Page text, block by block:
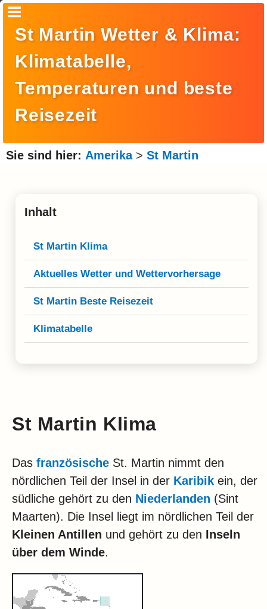
Amerika
Asien
Afrika
Reisemonat
St Martin Wetter & Klima:
Klimatabelle,
Temperaturen und beste
Reisezeit
Sie sind hier: Amerika> St Martin
Inhalt
St Martin Klima
Aktuelles Wetter und Wettervorhersage
St Martin Beste Reisezeit
Klimatabelle
St Martin Klima
Das französische St. Martin nimmt den
nördlichen Teil der Insel in der Karibik ein, der
südliche gehört zu den Niederlanden (Sint
Maarten). Die Insel liegt im nördlichen Teil der
Kleinen Antillen und gehört zu den Inseln
über dem Winde.